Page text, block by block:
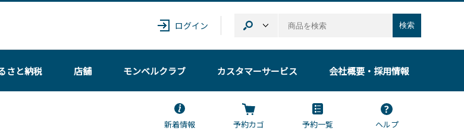
ログイン 検索
さと納税 店舗 モンベルクラブ カスタマーサービス 会社概要・採用情報
新着情報 予約カゴ 予約一覧
ヘルプ